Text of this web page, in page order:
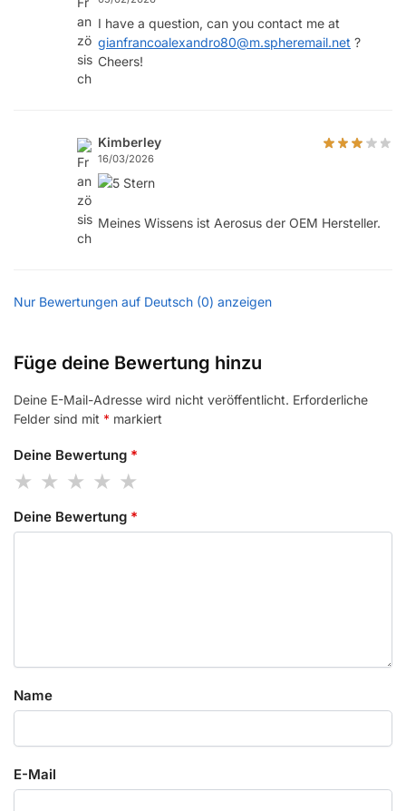
I have a question, can you contact me at
gianfrancoalexandro80@m.spheremail.net ?
Cheers!
Kimberley
16/03/2026
Meines Wissens ist Aerosus der OEM Hersteller.
Nur Bewertungen auf Deutsch (0) anzeigen
Füge deine Bewertung hinzu
Deine E-Mail-Adresse wird nicht veröffentlicht. Erforderliche
Felder sind mit * markiert
Deine Bewertung *
Deine Bewertung *
Name
E-Mail